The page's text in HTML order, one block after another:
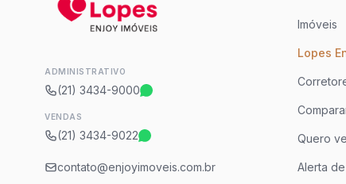
ADMINISTRATIVO
(21) 3434-9000
VENDAS
(21) 3434-9022
contato@enjoyimoveis.com.br
Imóveis
Lopes
Quero
Alerta